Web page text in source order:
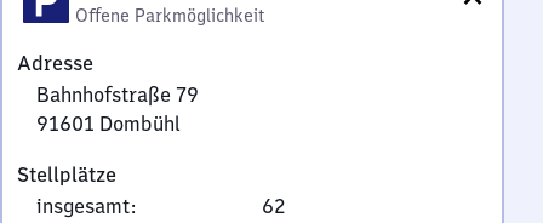
Offene Parkmöglichkeit
Adresse
Bahnhofstraße 79
91601 Dombühl
79,
9
Stellplätze
insgesamt: 62